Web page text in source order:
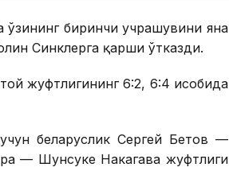
биринчи учрашувини яна
Синклерга қарши ўтказди.
жуфтлигининг 6:2, 6:4 ҳисобида
беларуслик Сергей Бетов —
— Шунсуке Накагава жуфтлиги